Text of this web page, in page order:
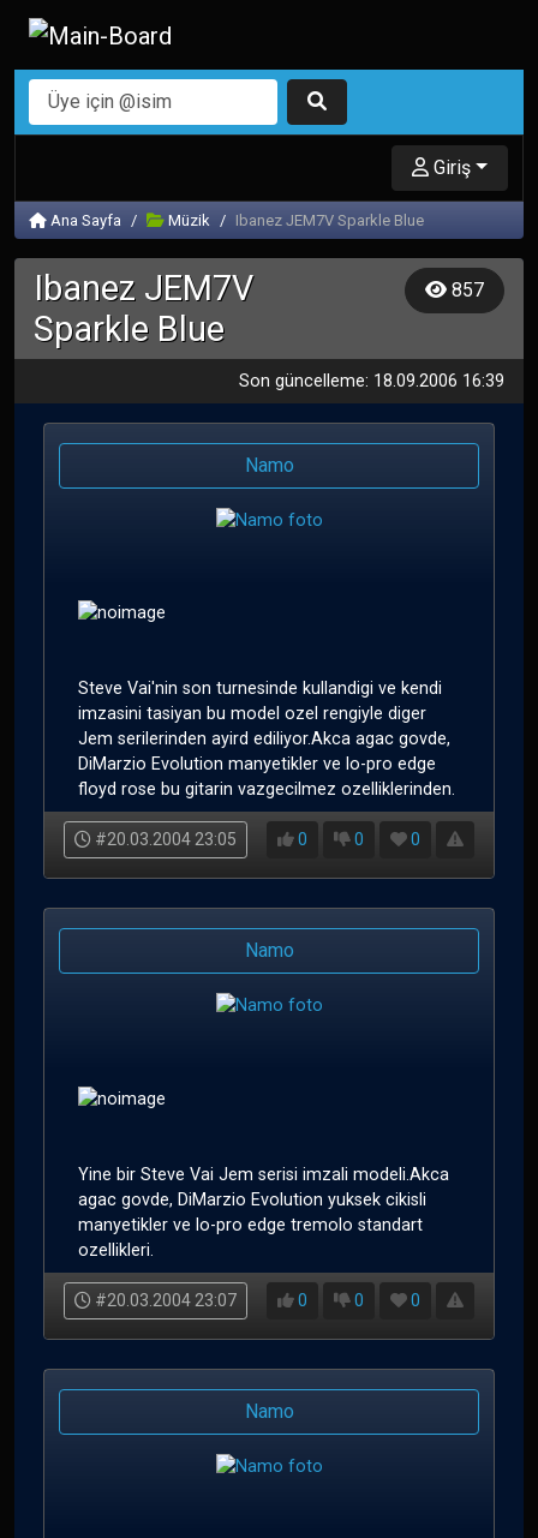
Giriş
Ana Sayfa Müzik Ibanez JEM7V Sparkle Blue
Ibanez JEM7V
Sparkle Blue
857
Son güncelleme: 18.09.2006 16:39
Namo
Steve Vai'nin son turnesinde kullandigi ve kendi
imzasini tasiyan bu model ozel rengiyle diger
Jem serilerinden ayird ediliyor.Akca agac govde,
DiMarzio Evolution manyetikler ve lo-pro edge
floyd rose bu gitarin vazgecilmez ozelliklerinden.
#20.03.2004 23:05 0 0 0
Namo
Yine bir Steve Vai Jem serisi imzali modeli.Akca
agac govde, DiMarzio Evolution yuksek cikisli
manyetikler ve lo-pro edge tremolo standart
ozellikleri.
#20.03.2004 23:07 0 0 0
Namo